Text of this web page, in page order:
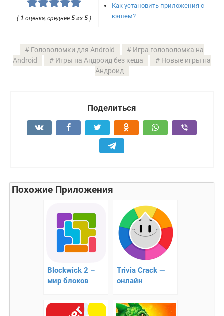
( 1 оценка, среднее5 из5 )
Как установить приложения с
кэшем?
Головоломки для Android
Игра головоломка на
Android
Игры на Андроид без кеша
Новые игры на
Андроид
Поделиться
Похожие Приложения
Blockwick 2 –
мир блоков
Trivia Crack —
онлайн